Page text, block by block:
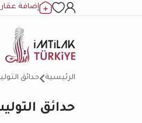
إضافة عقار
الرئيسية حدائق
حدائق